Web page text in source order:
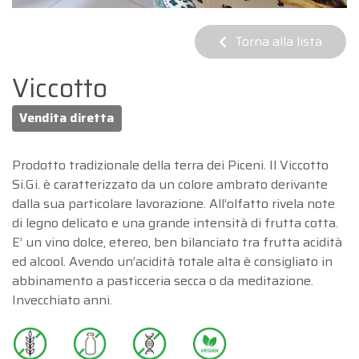
Torna alla lista
Viccotto
Vendita diretta
Prodotto tradizionale della terra dei Piceni. Il Viccotto
Si.Gi. è caratterizzato da un colore ambrato derivante
dalla sua particolare lavorazione. All’olfatto rivela note
di legno delicato e una grande intensità di frutta cotta.
E’ un vino dolce, etereo, ben bilanciato tra frutta acidità
ed alcool. Avendo un’acidità totale alta è consigliato in
abbinamento a pasticceria secca o da meditazione.
Invecchiato anni.